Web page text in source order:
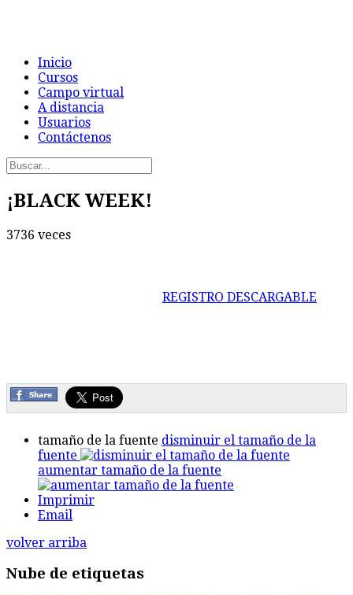
Inicio
Cursos
Campo virtual
A distancia
Usuarios
Contáctenos
¡BLACK WEEK!
3736 veces
REGISTRO DESCARGABLE
tamaño de la fuente disminuir el tamaño de la
fuente
aumentar tamaño de la fuente
Imprimir
Email
volver arriba
Nube de etiquetas